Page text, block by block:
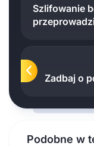
Szlifowanie
Zadbaj o
Podobne w